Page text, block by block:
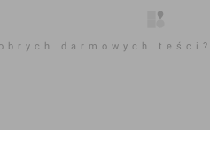
darmowych teści?